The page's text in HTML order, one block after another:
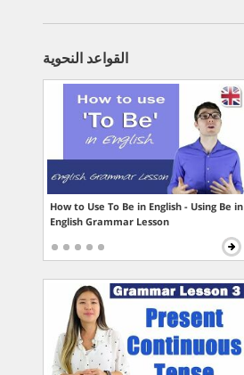
القواعد النحوية
How to Use To Be in English - Using Be in
English Grammar Lesson